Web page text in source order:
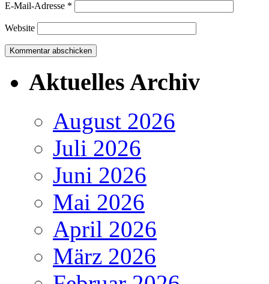
E-Mail-Adresse *
Website
Aktuelles Archiv
August 2026
Juli 2026
Juni 2026
Mai 2026
April 2026
März 2026